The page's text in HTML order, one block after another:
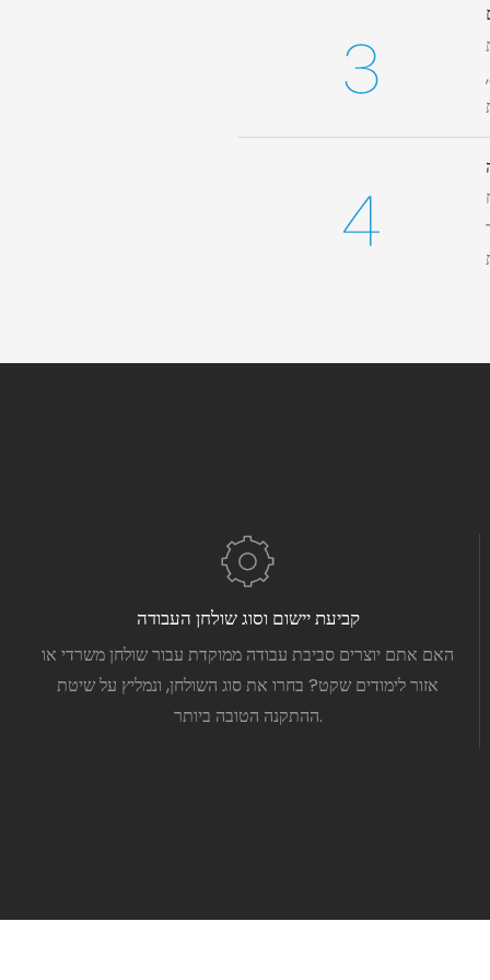
קביעת יישום וסוג שולחן העבודה
האם אתם יוצרים סביבת עבודה ממוקדת עבור שולחן משרדי או
אזור לימודים שקט? בחרו את סוג השולחן, ונמליץ על שיטת
ההתקנה הטובה ביותר.